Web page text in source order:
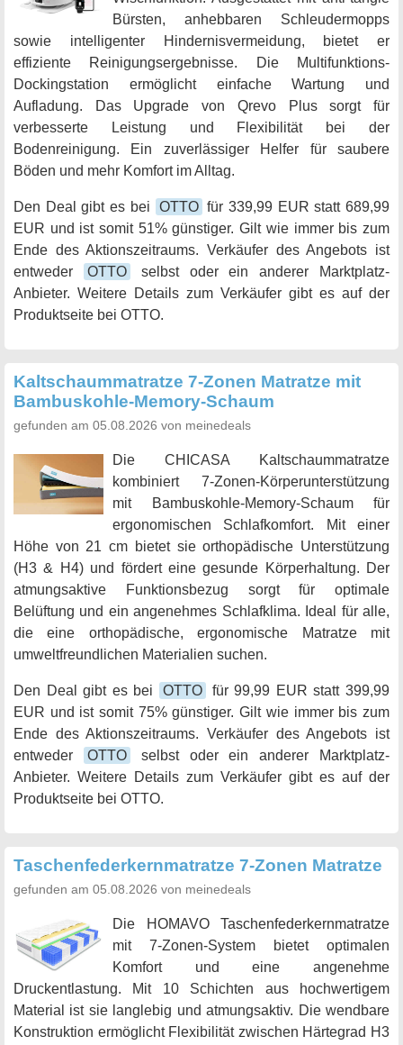
Bürsten, anhebbaren Schleudermopps
sowie intelligenter Hindernisvermeidung, bietet er
effiziente Reinigungsergebnisse. Die Multifunktions-
Dockingstation ermöglicht einfache Wartung und
Aufladung. Das Upgrade von Qrevo Plus sorgt für
verbesserte Leistung und Flexibilität bei der
Bodenreinigung. Ein zuverlässiger Helfer für saubere
Böden und mehr Komfort im Alltag.
Den Deal gibt es bei OTTO für 339,99 EUR statt 689,99
EUR und ist somit 51% günstiger. Gilt wie immer bis zum
Ende des Aktionszeitraums. Verkäufer des Angebots ist
entweder
OTTO
selbst oder ein anderer Marktplatz-
Anbieter. Weitere Details zum Verkäufer gibt es auf der
Produktseite bei OTTO.
Kaltschaummatratze 7-Zonen Matratze mit
Bambuskohle-Memory-Schaum
gefunden am 05.08.2026 von meinedeals
Die CHICASA Kaltschaummatratze
kombiniert 7-Zonen-Körperunterstützung
mit Bambuskohle-Memory-Schaum für
ergonomischen Schlafkomfort. Mit einer
Höhe von 21 cm bietet sie orthopädische Unterstützung
(H3 & H4) und fördert eine gesunde Körperhaltung. Der
atmungsaktive Funktionsbezug sorgt für optimale
Belüftung und ein angenehmes Schlafklima. Ideal für alle,
die eine orthopädische, ergonomische Matratze mit
umweltfreundlichen Materialien suchen.
Den Deal gibt es bei OTTO
für 99,99 EUR statt 399,99
EUR und ist somit 75% günstiger. Gilt wie immer bis zum
Ende des Aktionszeitraums. Verkäufer des Angebots ist
entweder
OTTO
selbst oder ein anderer Marktplatz-
Anbieter. Weitere Details zum Verkäufer gibt es auf der
Produktseite bei OTTO.
Taschenfederkernmatratze 7-Zonen Matratze
gefunden am 05.08.2026 von meinedeals
Die HOMAVO Taschenfederkernmatratze
mit 7-Zonen-System bietet optimalen
Komfort und eine angenehme
Druckentlastung. Mit 10 Schichten aus hochwertigem
Material ist sie langlebig und atmungsaktiv. Die wendbare
Konstruktion ermöglicht Flexibilität zwischen Härtegrad H3